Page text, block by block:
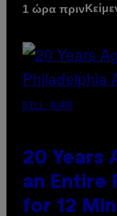
1 ώρα πριν
BILL BURR
20 Years
an Entire
for 12